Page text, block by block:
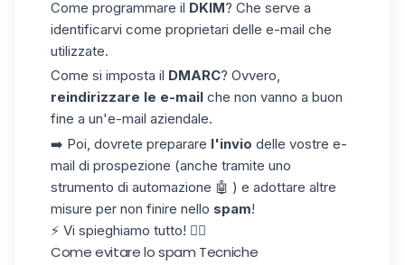
Come programmare il DKIM? Che serve a
identificarvi come proprietari delle e-mail che
utilizzate.
Come si imposta il DMARC? Ovvero,
reindirizzare le e-mail che non vanno a buon
fine a un'e-mail aziendale.
➡️ Poi, dovrete preparare l'invio delle vostre e-
mail di prospezione (anche tramite uno
strumento di automazione 🤖 ) e adottare altre
misure per non finire nello spam!
⚡️ Vi spieghiamo tutto! 👇🏼
Come evitare lo spam Tecniche